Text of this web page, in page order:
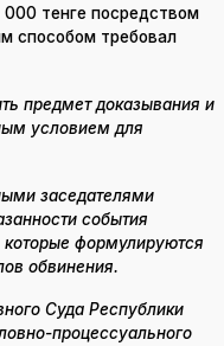
тенге посредством
способом требовал
предмет доказывания и
условием для
заседателями
события
формулируются
обвинения.
Суда Республики
процессуального